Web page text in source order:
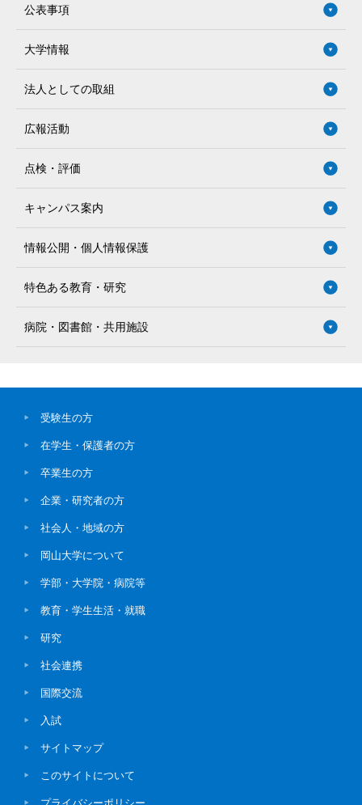
公表事項
大学情報
法人としての取組
広報活動
点検・評価
キャンパス案内
情報公開・個人情報保護
特色ある教育・研究
病院・図書館・共用施設
受験生の方
在学生・保護者の方
卒業生の方
企業・研究者の方
社会人・地域の方
岡山大学について
学部・大学院・病院等
教育・学生生活・就職
研究
社会連携
国際交流
入試
サイトマップ
このサイトについて